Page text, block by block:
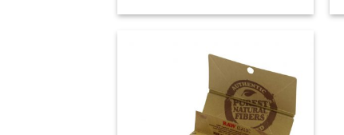
od
€44,95